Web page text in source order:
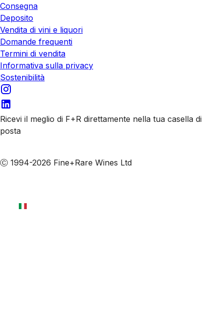
Consegna
Deposito
Vendita di vini e liquori
Domande frequenti
Termini di vendita
Informativa sulla privacy
Sostenibilità
Ricevi il meglio di F+R direttamente nella tua casella di
posta
Ⓒ 1994-2026 Fine+Rare Wines Ltd